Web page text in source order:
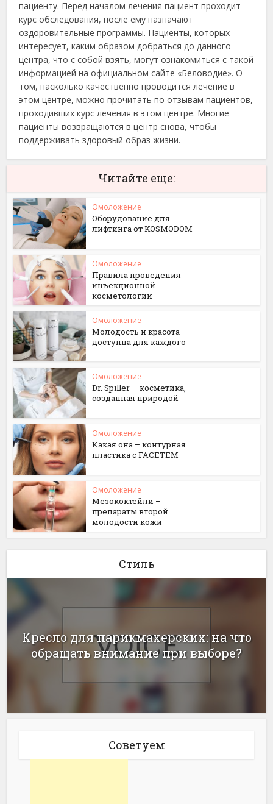
пациенту. Перед началом лечения пациент проходит
курс обследования, после ему назначают
оздоровительные программы. Пациенты, которых
интересует, каким образом добраться до данного
центра, что с собой взять, могут ознакомиться с такой
информацией на официальном сайте «Беловодие». О
том, насколько качественно проводится лечение в
этом центре, можно прочитать по отзывам пациентов,
проходивших курс лечения в этом центре. Многие
пациенты возвращаются в центр снова, чтобы
поддерживать здоровый образ жизни.
Читайте еще:
Омоложение
Оборудование для
лифтинга от KOSMODOM
Омоложение
Правила проведения
инъекционной
косметологии
Омоложение
Молодость и красота
доступна для каждого
Омоложение
Dr. Spiller — косметика,
созданная природой
Омоложение
Какая она – контурная
пластика с FACETEM
Омоложение
Мезококтейли –
препараты второй
молодости кожи
Стиль
Кресло для парикмахерских: на что
обращать внимание при выборе?
Советуем